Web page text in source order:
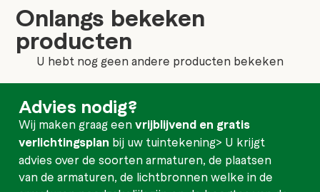
Onlangs bekeken
producten
U hebt nog geen andere producten bekeken
Advies nodig?
Wij maken graag eenvrijblijvend en gratis
verlichtingsplan bij uw tuintekening> U krijgt
advies over de soorten armaturen, de plaatsen
van de armaturen, de lichtbronnen welke in de